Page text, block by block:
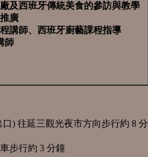
及西班牙傳統美食的參訪與教學
廣
講師、西班牙廚藝課程指導
師
) 往延三觀光夜市方向步行約 8 分
步行約 3 分鐘